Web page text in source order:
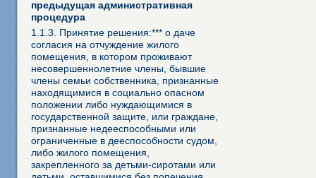
предыдущая административная
процедура
1.1.3. Принятие решения:*** о даче
согласия на отчуждение жилого
помещения, в котором проживают
несовершеннолетние члены, бывшие
члены семьи собственника, признанные
находящимися в социально опасном
положении либо нуждающимися в
государственной защите, или граждане,
признанные недееспособными или
ограниченные в дееспособности судом,
либо жилого помещения,
закрепленного за детьми-сиротами или